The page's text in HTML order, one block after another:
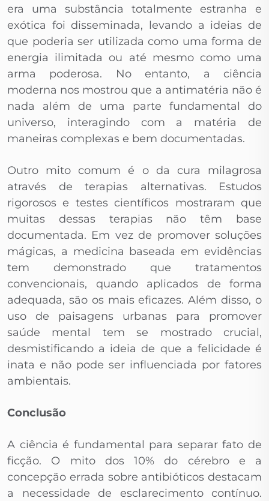
era uma substância totalmente estranha e
exótica foi disseminada, levando a ideias de
que poderia ser utilizada como uma forma de
energia ilimitada ou até mesmo como uma
arma poderosa. No entanto, a ciência
moderna nos mostrou que a antimatéria não é
nada além de uma parte fundamental do
universo, interagindo com a matéria de
maneiras complexas e bem documentadas.
Outro mito comum é o da cura milagrosa
através de terapias alternativas. Estudos
rigorosos e testes científicos mostraram que
muitas dessas terapias não têm base
documentada. Em vez de promover soluções
mágicas, a medicina baseada em evidências
tem demonstrado que tratamentos
convencionais, quando aplicados de forma
adequada, são os mais eficazes. Além disso, o
uso de paisagens urbanas para promover
saúde mental tem se mostrado crucial,
desmistificando a ideia de que a felicidade é
inata e não pode ser influenciada por fatores
ambientais.
Conclusão
A ciência é fundamental para separar fato de
ficção. O mito dos 10% do cérebro e a
concepção errada sobre antibióticos destacam
a necessidade de esclarecimento contínuo.